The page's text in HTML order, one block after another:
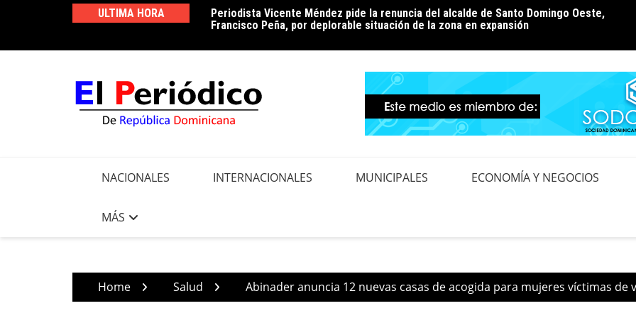
ULTIMA HORA
Periodista Vicente Méndez pide la renuncia del alcalde de Santo Domingo Oeste,
Francisco Peña, por deplorable situación de la zona en expansión
Luz 24 horas o reducción de pérdidas: la conversación que el país aún tiene
pendiente
NACIONALES INTERNACIONALES MUNICIPALES ECONOMÍA Y NEGOCIOS
MÁS
Home Salud Abinader anuncia 12 nuevas casas de acogida para mujeres víctimas de